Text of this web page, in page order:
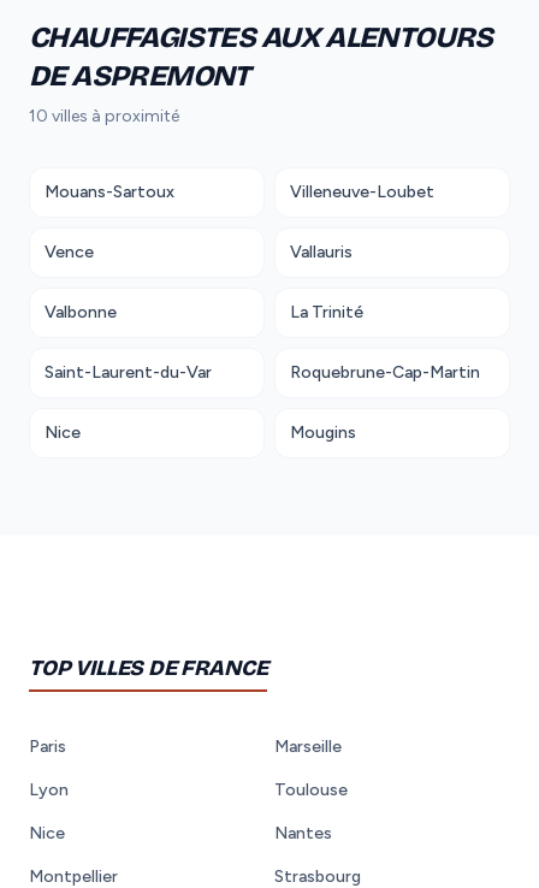
CHAUFFAGISTES AUX ALENTOURS
DE ASPREMONT
10 villes à proximité
Mouans-Sartoux Villeneuve-Loubet
Vence Vallauris
Valbonne La Trinité
Saint-Laurent-du-Var Roquebrune-Cap-Martin
Nice Mougins
TOP VILLES DE FRANCE
Paris Marseille
Lyon Toulouse
Nice Nantes
Montpellier Strasbourg